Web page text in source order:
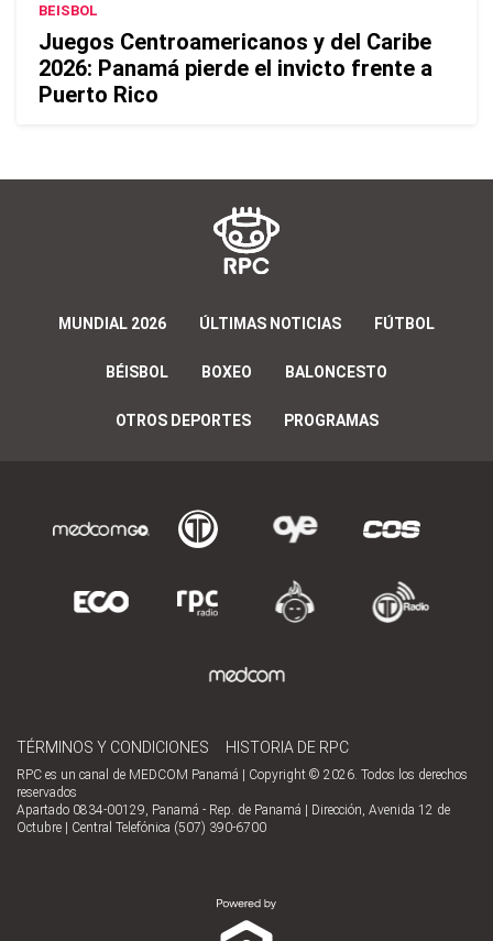
BEISBOL
Juegos Centroamericanos y del Caribe
2026: Panamá pierde el invicto frente a
Puerto Rico
MUNDIAL 2026 ÚLTIMAS NOTICIAS FÚTBOL
BÉISBOL BOXEO BALONCESTO
OTROS DEPORTES PROGRAMAS
TÉRMINOS Y CONDICIONES HISTORIA DE RPC
RPC es un canal de MEDCOM Panamá | Copyright © 2026. Todos los derechos
reservados
Apartado 0834-00129, Panamá - Rep. de Panamá | Dirección, Avenida 12 de
Octubre | Central Telefónica (507) 390-6700